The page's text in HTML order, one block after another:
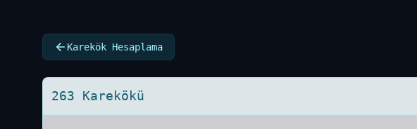
Karekök Hesaplama
263 Karekökü